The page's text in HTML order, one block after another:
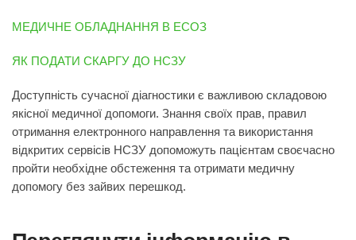
МЕДИЧНЕ ОБЛАДНАННЯ В ЕСОЗ
ЯК ПОДАТИ СКАРГУ ДО НСЗУ
Доступність сучасної діагностики є важливою складовою
якісної медичної допомоги. Знання своїх прав, правил
отримання електронного направлення та використання
відкритих сервісів НСЗУ допоможуть пацієнтам своєчасно
пройти необхідне обстеження та отримати медичну
допомогу без зайвих перешкод.